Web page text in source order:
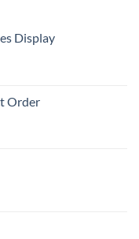
Display
Order